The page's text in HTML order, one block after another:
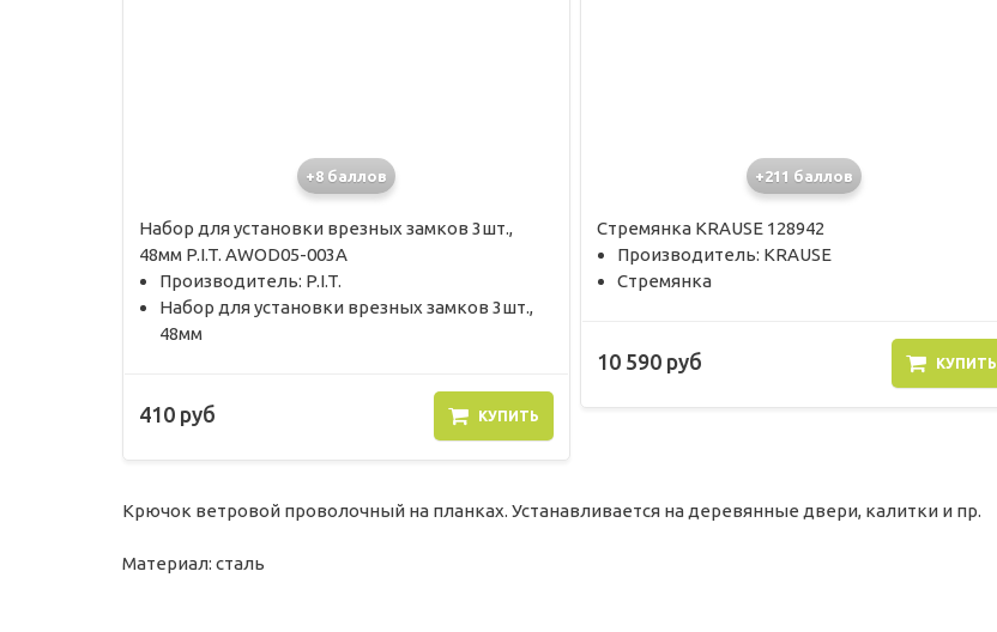
+8 баллов
Набор для установки врезных замков 3шт.,
48мм P.I.T. AWOD05-003A
Производитель: P.I.T.
Набор для установки врезных замков 3шт.,
48мм
410 руб КУПИТЬ
+211 баллов
Стремянка KRAUSE 128942
Производитель: KRAUSE
Стремянка
10 590 руб КУПИТЬ
Крючок ветровой проволочный на планках. Устанавливается на деревянные двери, калитки и пр.
Материал: сталь